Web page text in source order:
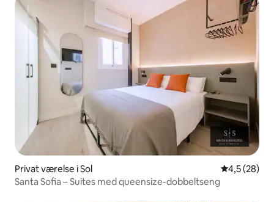
Privat værelse i Sol 4,5 ud af 5 i
4,5 (28)
Santa Sofia – Suites med queensize-dobbeltseng